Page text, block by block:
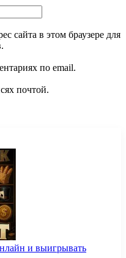
сайта в этом браузере для
по email.
почтой.
и выигрывать